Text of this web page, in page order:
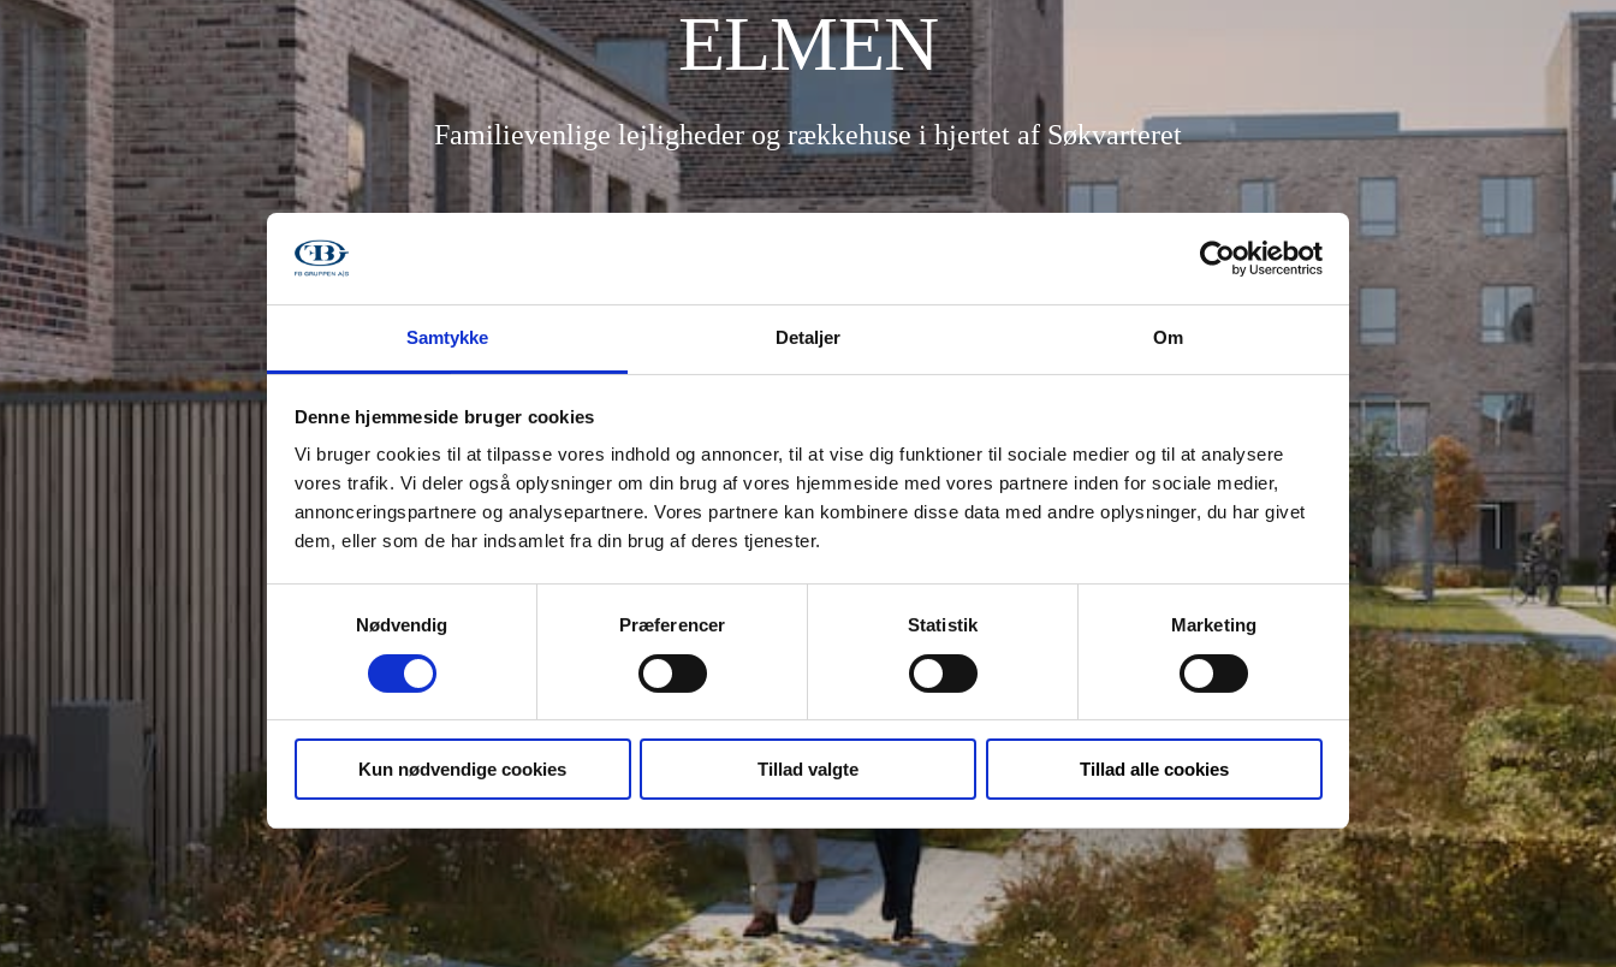
Samtykke Detaljer Om
Denne hjemmeside bruger cookies
Vi bruger cookies til at tilpasse vores indhold og annoncer, til at vise dig funktioner til sociale medier og til at analysere
vores trafik. Vi deler også oplysninger om din brug af vores hjemmeside med vores partnere inden for sociale medier,
annonceringspartnere og analysepartnere. Vores partnere kan kombinere disse data med andre oplysninger, du har givet
dem, eller som de har indsamlet fra din brug af deres tjenester.
Nødvendig
Præferencer Statistik Marketing
Kun nødvendige cookies Tillad valgte Tillad alle cookies
ELMEN
Familievenlige lejligheder og rækkehuse i hjertet af Søkvarteret